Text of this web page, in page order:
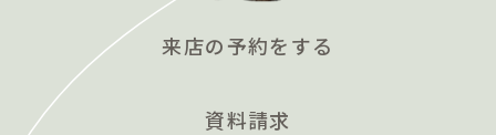
来店の予約をする
資料請求